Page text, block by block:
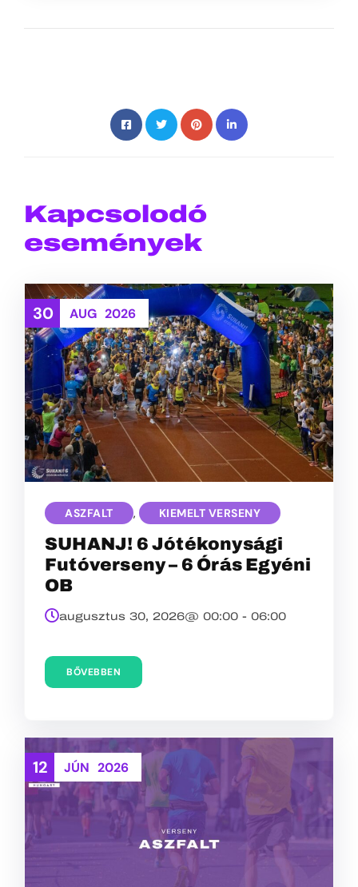
Kapcsolodó
események
30 AUG 2026
ASZFALT , KIEMELT VERSENY
SUHANJ! 6 Jótékonysági
Futóverseny – 6 Órás Egyéni
OB
augusztus 30, 2026@ 00:00 - 06:00
BŐVEBBEN
12 JÚN 2026